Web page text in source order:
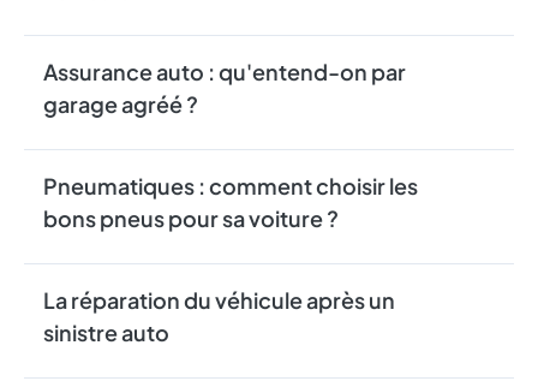
Assurance auto : qu'entend-on par
garage agréé ?
Pneumatiques : comment choisir les
bons pneus pour sa voiture ?
La réparation du véhicule après un
sinistre auto